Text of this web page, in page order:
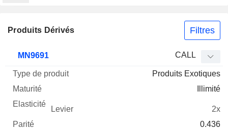
Produits Dérivés Filtres
Mnemo Type produit
Elasticité Levier Parité
MN9691 CALL
Produits Exotiques
Illimité
2x
0.436